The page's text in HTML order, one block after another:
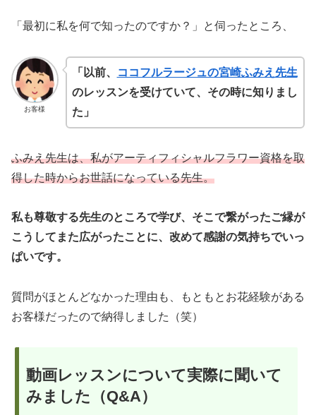
「最初に私を何で知ったのですか？」と伺ったところ、
お客様
「以前、
ココフルラージュの宮崎ふみえ先生
のレッスンを受けていて、その時に知りまし
た」
ふみえ先生は、私がアーティフィシャルフラワー資格を取
得した時からお世話になっている先生。
私も尊敬する先生のところで学び、そこで繋がったご縁が
こうしてまた広がったことに、改めて感謝の気持ちでいっ
ぱいです。
質問がほとんどなかった理由も、もともとお花経験がある
お客様だったので納得しました（笑）
動画レッスンについて実際に聞いて
みました（Q&A）